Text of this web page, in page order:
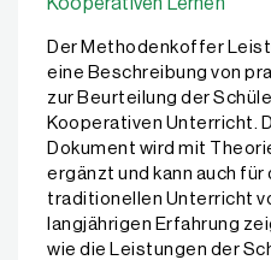
Der Methodenkoffer
eine Beschreibung von
zur Beurteilung der
Kooperativen Unterricht.
Dokument wird mit
ergänzt und kann auch
traditionellen Unterricht
langjährigen Erfahrung
wie die Leistungen der